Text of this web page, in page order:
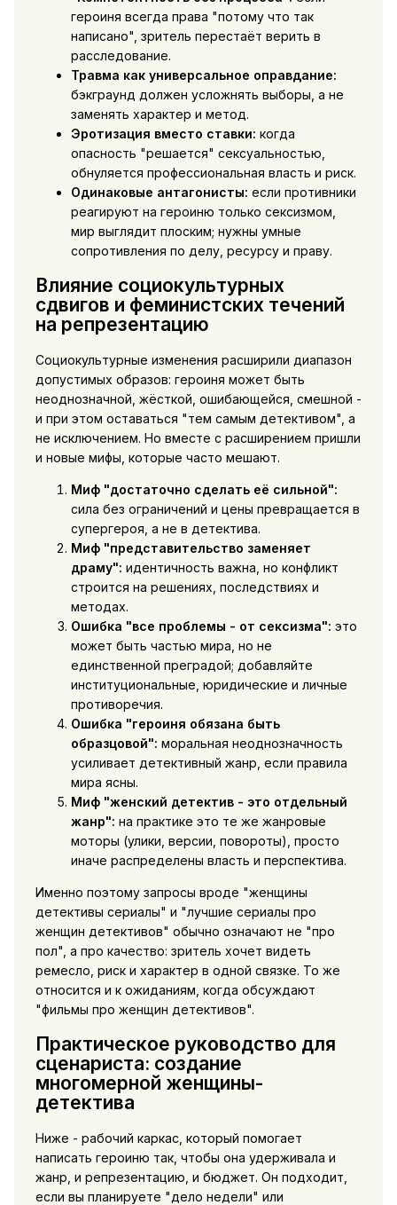
героиня всегда права "потому что так
написано", зритель перестаёт верить в
расследование.
Травма как универсальное оправдание:
бэкграунд должен усложнять выборы, а не
заменять характер и метод.
Эротизация вместо ставки: когда
опасность "решается" сексуальностью,
обнуляется профессиональная власть и риск.
Одинаковые антагонисты: если противники
реагируют на героиню только сексизмом,
мир выглядит плоским; нужны умные
сопротивления по делу, ресурсу и праву.
Влияние социокультурных
сдвигов и феминистских течений
на репрезентацию
Социокультурные изменения расширили диапазон
допустимых образов: героиня может быть
неоднозначной, жёсткой, ошибающейся, смешной -
и при этом оставаться "тем самым детективом", а
не исключением. Но вместе с расширением пришли
и новые мифы, которые часто мешают.
Миф "достаточно сделать её сильной":
сила без ограничений и цены превращается в
супергероя, а не в детектива.
Миф "представительство заменяет
драму": идентичность важна, но конфликт
строится на решениях, последствиях и
методах.
Ошибка "все проблемы - от сексизма": это
может быть частью мира, но не
единственной преградой; добавляйте
институциональные, юридические и личные
противоречия.
Ошибка "героиня обязана быть
образцовой": моральная неоднозначность
усиливает детективный жанр, если правила
мира ясны.
Миф "женский детектив - это отдельный
жанр": на практике это те же жанровые
моторы (улики, версии, повороты), просто
иначе распределены власть и перспектива.
Именно поэтому запросы вроде "женщины
детективы сериалы" и "лучшие сериалы про
женщин детективов" обычно означают не "про
пол", а про качество: зритель хочет видеть
ремесло, риск и характер в одной связке. То же
относится и к ожиданиям, когда обсуждают
"фильмы про женщин детективов".
Практическое руководство для
сценариста: создание
многомерной женщины-
детектива
Ниже - рабочий каркас, который помогает
написать героиню так, чтобы она удерживала и
жанр, и репрезентацию, и бюджет. Он подходит,
если вы планируете "дело недели" или